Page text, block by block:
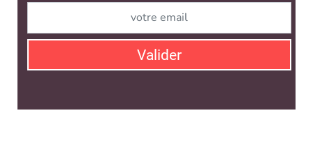
QUI SOMMES-NOUS ?